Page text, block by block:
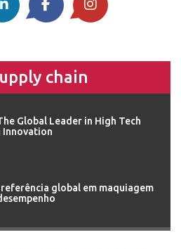
chain
Global Leader in High Tech
Innovation
referência global em maquiagem